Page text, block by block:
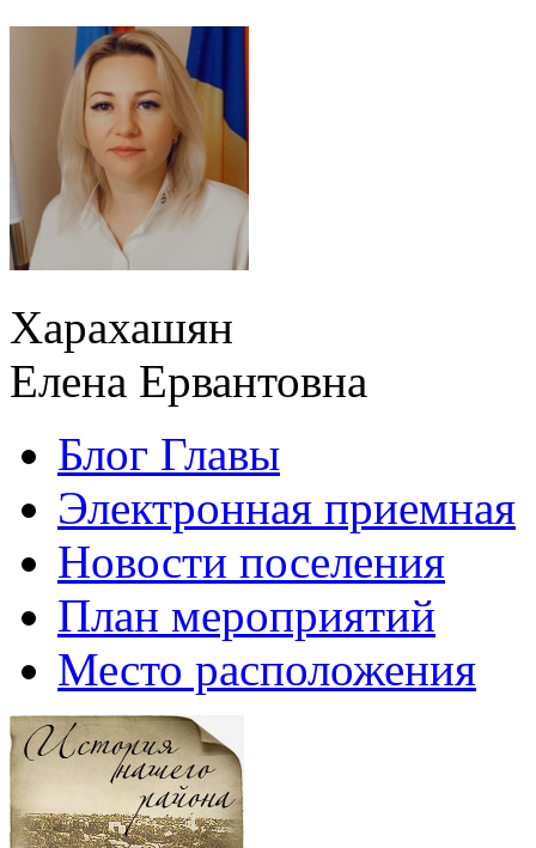
Харахашян
Елена Ервантовна
Блог Главы
Электронная приемная
Новости поселения
План мероприятий
Место расположения